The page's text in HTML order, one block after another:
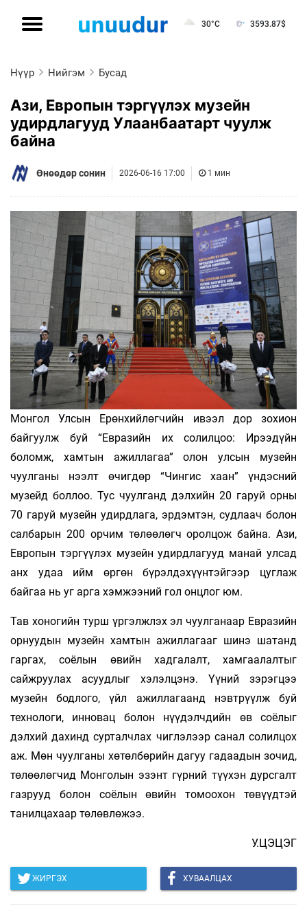
30°C 3593.87$
Нүүр Нийгэм Бусад
Ази, Европын тэргүүлэх музейн
удирдлагууд Улаанбаатарт чуулж
байна
Өнөөдөр сонин 2026-06-16 17:00 1 мин
Монгол Улсын Ерөнхийлөгчийн ивээл дор зохион
байгуулж буй “Евразийн их солилцоо: Ирээдүйн
боломж, хамтын ажиллагаа” олон улсын музейн
чуулганы нээлт өчигдөр “Чингис хаан” үндэсний
музейд боллоо. Тус чуулганд дэлхийн 20 гаруй орны
70 гаруй музейн удирдлага, эрдэмтэн, судлаач болон
салбарын 200 орчим төлөөлөгч оролцож байна. Ази,
Европын тэргүүлэх музейн удирдлагууд манай улсад
анх удаа ийм өргөн бүрэлдэхүүнтэйгээр цуглаж
байгаа нь уг арга хэмжээний гол онцлог юм.
Тав хоногийн турш үргэлжлэх эл чуулганаар Евразийн
орнуудын музейн хамтын ажиллагааг шинэ шатанд
гаргах, соёлын өвийн хадгалалт, хамгаалалтыг
сайжруулах асуудлыг хэлэлцэнэ. Үүний зэрэгцээ
музейн бодлого, үйл ажиллагаанд нэвтрүүлж буй
технологи, инновац болон нүүдэлчдийн өв соёлыг
дэлхий дахинд сурталчлах чиглэлээр санал солилцох
аж. Мөн чуулганы хөтөлбөрийн дагуу гадаадын зочид,
төлөөлөгчид Монголын эзэнт гүрний түүхэн дурсгалт
газрууд болон соёлын өвийн томоохон төвүүдтэй
танилцахаар төлөвлөжээ.
У.ЦЭЦЭГ
ЖИРГЭХ ХУВААЛЦАХ